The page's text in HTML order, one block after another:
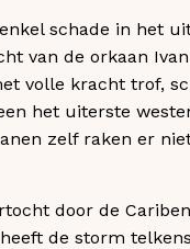
schade in het
van de orkaan
volle kracht trof,
het uiterste
zelf raken er
door de
de storm